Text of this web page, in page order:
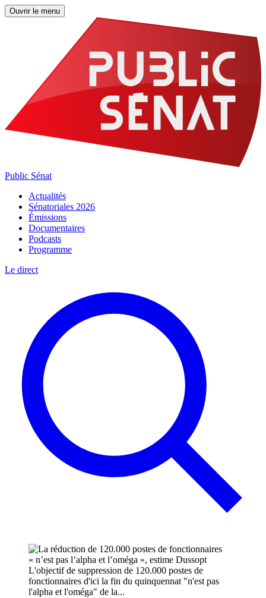
Ouvrir le menu
Public Sénat
Actualités
Sénatoriales 2026
Émissions
Documentaires
Podcasts
Programme
Le direct
L'objectif de suppression de 120.000 postes de
fonctionnaires d'ici la fin du quinquennat "n'est pas
l'alpha et l'oméga" de la...